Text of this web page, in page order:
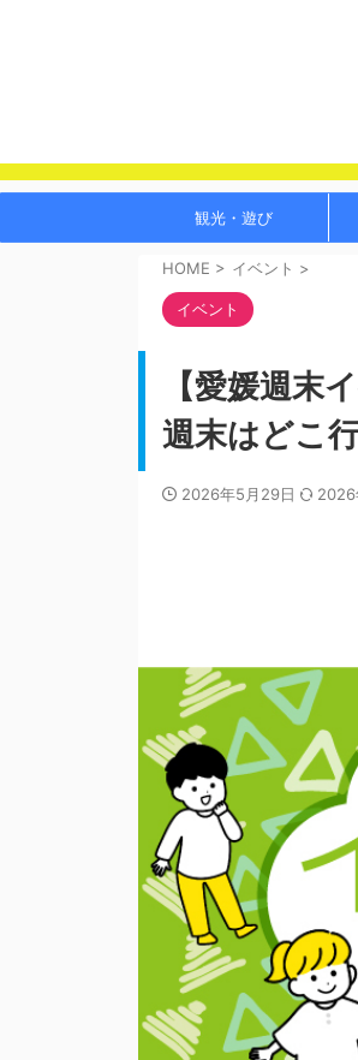
観光・遊び
HOME > イベント >
イベント
【愛媛週末
週末はどこ
2026年5月29日 2026